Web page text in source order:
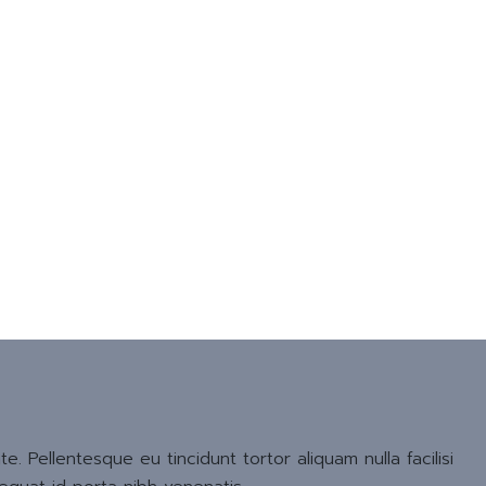
Pellentesque eu tincidunt tortor aliquam nulla facilisi